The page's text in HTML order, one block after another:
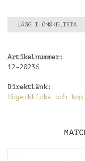
LÄGG I ÖNSKELISTA
Artikelnummer:
12-20236
Direktlänk:
Högerklicka och